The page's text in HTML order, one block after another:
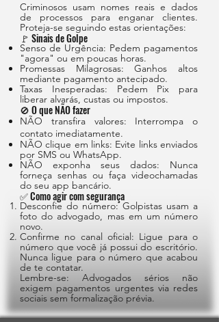
Criminosos usam nomes reais e dados
de processos para enganar clientes.
Proteja-se seguindo estas orientações:
🚩 Sinais de Golpe
Senso de Urgência: Pedem pagamentos
"agora" ou em poucas horas.
Promessas Milagrosas: Ganhos altos
mediante pagamento antecipado.
Taxas Inesperadas: Pedem Pix para
liberar alvarás, custas ou impostos.
🚫 O que NÃO fazer
NÃO transfira valores: Interrompa o
contato imediatamente.
NÃO clique em links: Evite links enviados
por SMS ou WhatsApp.
NÃO exponha seus dados: Nunca
forneça senhas ou faça videochamadas
do seu app bancário.
✅ Como agir com segurança
Desconfie do número: Golpistas usam a
foto do advogado, mas em um número
novo.
Confirme no canal oficial: Ligue para o
número que você já possui do escritório.
Nunca ligue para o número que acabou
de te contatar.
Lembre-se: Advogados sérios não
exigem pagamentos urgentes via redes
sociais sem formalização prévia.